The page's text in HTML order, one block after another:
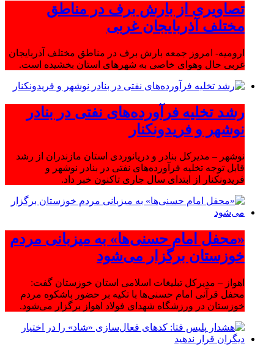
تصاویری از بارش برف در مناطق
مختلف آذربایجان غربی
ارومیه- امروز جمعه بارش برف در مناطق مختلف آذربایجان
غربی حال وهوای خاصی به شهرهای استان بخشیده است.
رشد تخلیه فرآورده‌های نفتی در بنادر
نوشهر و فریدونکنار
نوشهر – مدیرکل بنادر و دریانوردی استان مازندران از رشد
قابل توجه تخلیه فرآورده‌های نفتی در بنادر نوشهر و
فریدونکنار از ابتدای سال جاری تاکنون خبر داد.
«محفل امام حسنی‌ها» به میزبانی مردم
خوزستان برگزار می‌شود
اهواز – مدیرکل تبلیغات اسلامی استان خوزستان گفت:
محفل قرآنی امام حسنی‌ها با تکیه بر حضور باشکوه مردم
خوزستان در ورزشگاه شهدای فولاد اهواز برگزار می‌شود.